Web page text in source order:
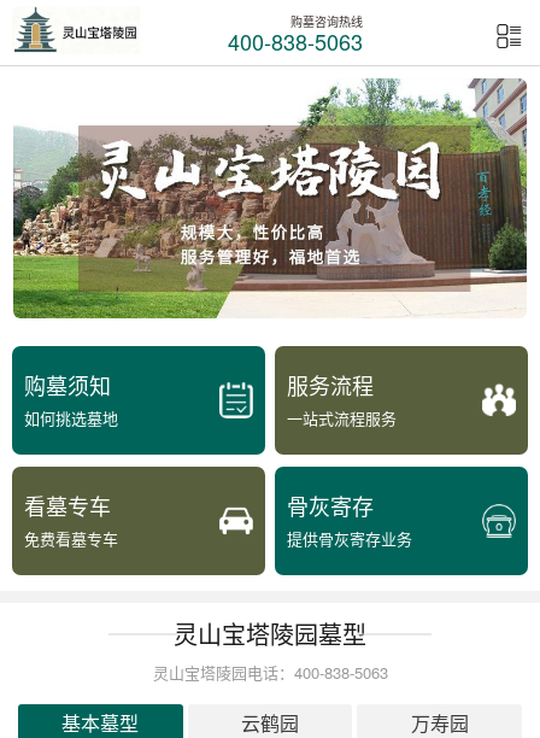
购墓咨询热线
400-838-5063
购墓须知
如何挑选墓地
服务流程
一站式流程服务
看墓专车
免费看墓专车
骨灰寄存
提供骨灰寄存业务
灵山宝塔陵园墓型
灵山宝塔陵园电话：400-838-5063
基本墓型 云鹤园 万寿园